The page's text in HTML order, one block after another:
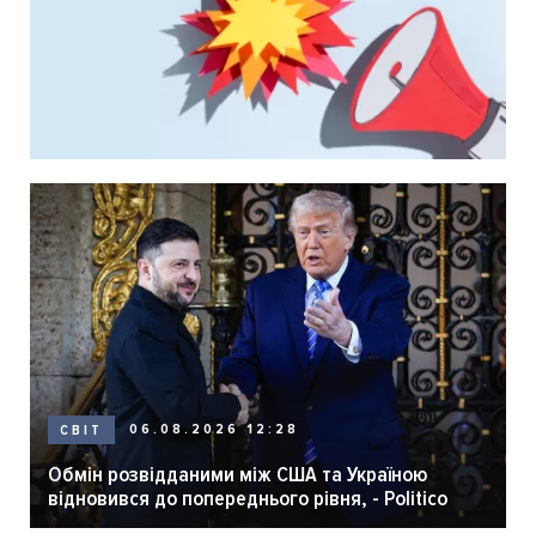
СВІТ 06.08.2026 12:28
Обмін розвідданими між США та Україною
відновився до попереднього рівня, - Politico